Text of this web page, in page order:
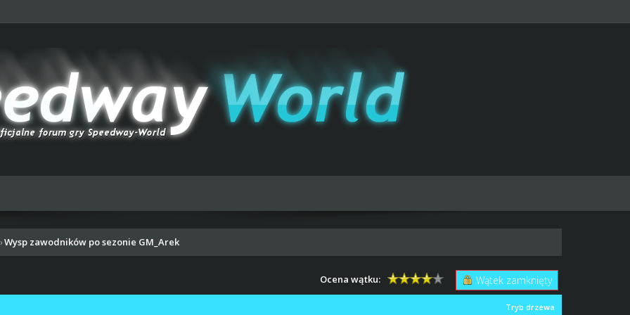
›Wysp zawodników po sezonie GM_Arek
Wątek zamknięty
Ocena wątku:
Tryb drzewa